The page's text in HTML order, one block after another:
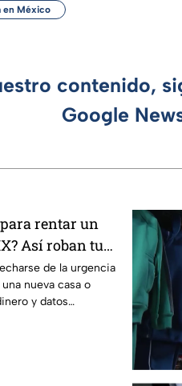
en México
contenido,
Google
para rentar un
Así roban tu
en redes
de la urgencia
nueva casa o
y datos